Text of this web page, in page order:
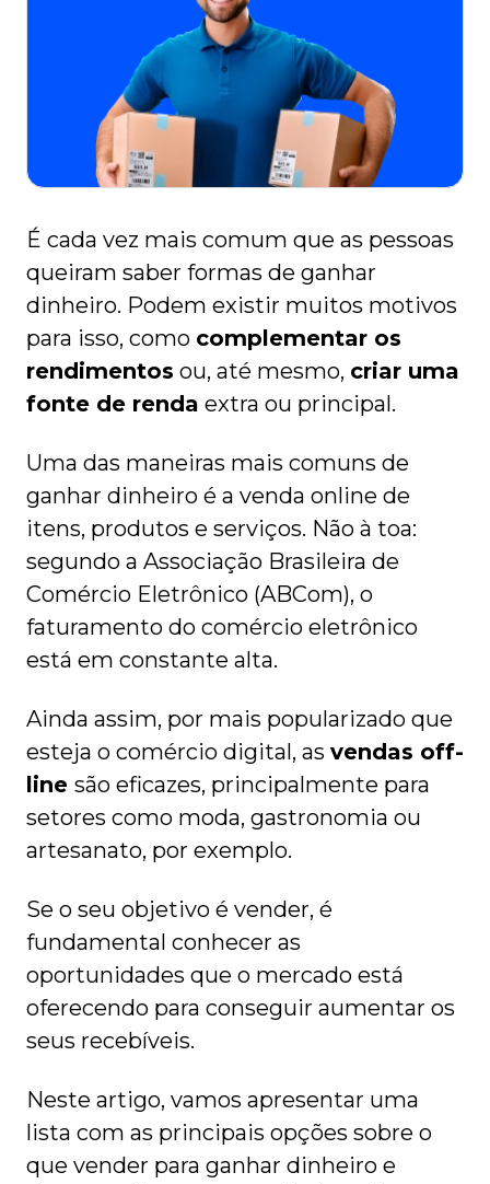
É cada vez mais comum que as pessoas
queiram saber formas de ganhar
dinheiro. Podem existir muitos motivos
para isso, como complementar os
rendimentos ou, até mesmo, criar uma
fonte de renda extra ou principal.
Uma das maneiras mais comuns de
ganhar dinheiro é a venda online de
itens, produtos e serviços. Não à toa:
segundo a Associação Brasileira de
Comércio Eletrônico (ABCom), o
faturamento do comércio eletrônico
está em constante alta.
Ainda assim, por mais popularizado que
esteja o comércio digital, as vendas off-
line são eficazes, principalmente para
setores como moda, gastronomia ou
artesanato, por exemplo.
Se o seu objetivo é vender, é
fundamental conhecer as
oportunidades que o mercado está
oferecendo para conseguir aumentar os
seus recebíveis.
Neste artigo, vamos apresentar uma
lista com as principais opções sobre o
que vender para ganhar dinheiro e